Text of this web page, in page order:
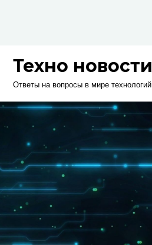
Техно новости
Ответы на вопросы в мире технологий